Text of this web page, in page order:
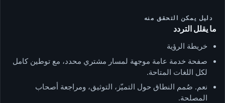
دليل يمكن التحقق منه
ما يقلل التردد
خريطة الرؤية
صفحة خدمة عامة موجهة لمسار مشتري محدد، مع توطين كامل
لكل اللغات المتاحة.
نعم. صُمم النطاق حول التميّز، التوثيق، ومراجعة أصحاب
المصلحة.